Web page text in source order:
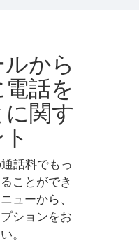
から
話を
関す
話料でもっ
ことができ
ューから、
ションをお
。